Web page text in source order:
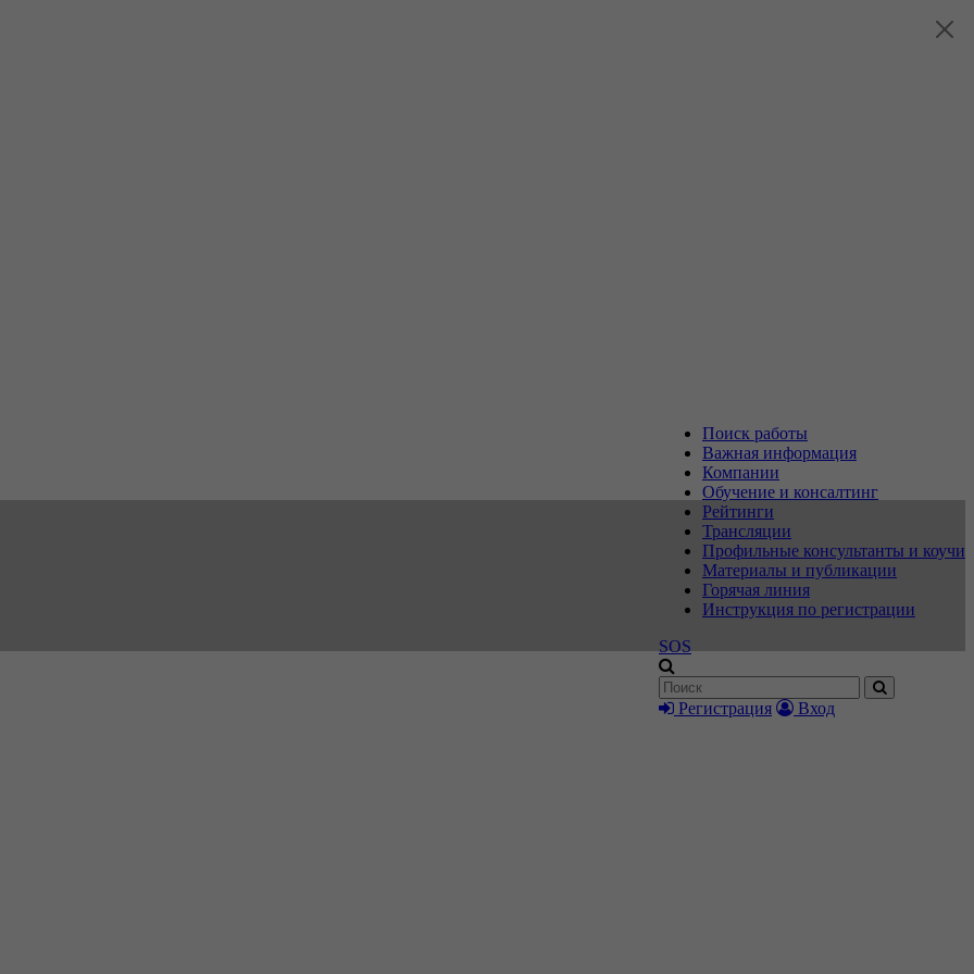
Поиск работы
Важная информация
Компании
Обучение и консалтинг
Рейтинги
Трансляции
Профильные консультанты и коучи
Материалы и публикации
Горячая линия
Инструкция по регистрации
SOS
Регистрация Вход